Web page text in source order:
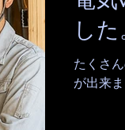
した
たくさ
が出来ま